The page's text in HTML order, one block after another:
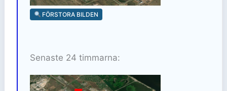
FÖRSTORA BILDEN
Senaste 24 timmarna: